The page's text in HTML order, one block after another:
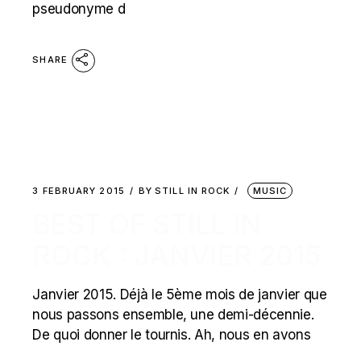
pseudonyme d
SHARE
3 FEBRUARY 2015 BY STILL IN ROCK MUSIC
Janvier 2015. Déjà le 5ème mois de janvier que
nous passons ensemble, une demi-décennie.
De quoi donner le tournis. Ah, nous en avons